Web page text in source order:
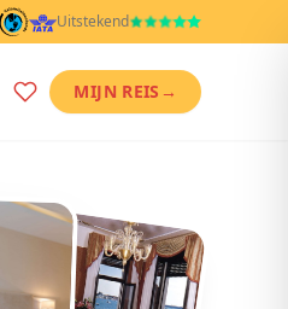
Uitstekend
MIJN REIS →